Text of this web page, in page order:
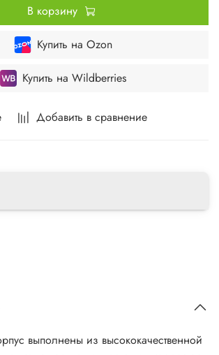
Добавить в сравнение
В корзину
Купить на Ozon
Купить на Wildberries
выполнены из высококачественной